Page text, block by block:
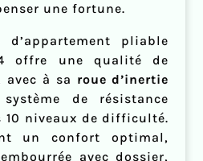
une fortune.
pliable
offre une qualité de
avec à sa roue d’inertie
de résistance
10 niveaux de difficulté.
un confort optimal,
avec dossier,